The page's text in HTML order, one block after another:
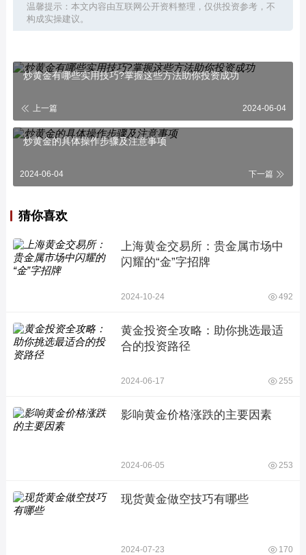
温馨提示：本文内容由互联网公开资料整理，仅供投资参考，不
构成实操建议。
炒黄金有哪些实用技巧?掌握这些方法助你投资成功
上一篇 2024-06-04
炒黄金的具体操作步骤及注意事项
2024-06-04 下一篇
猜你喜欢
上海黄金交易所：贵金属市场中
闪耀的“金”字招牌
2024-10-24 492
黄金投资全攻略：助你挑选最适
合的投资路径
2024-06-17 255
影响黄金价格涨跌的主要因素
2024-06-05 253
现货黄金做空技巧有哪些
2024-07-23 170